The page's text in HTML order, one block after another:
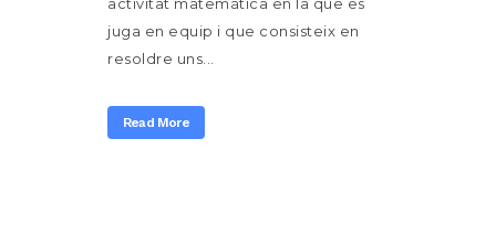
juga en equip i que consisteix en
resoldre uns...
Read More